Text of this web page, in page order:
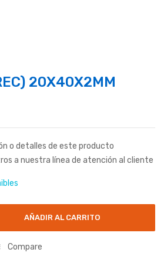
20X40X2MM
o detalles de este producto
a nuestra línea de atención al cliente
AÑADIR AL CARRITO
Compare